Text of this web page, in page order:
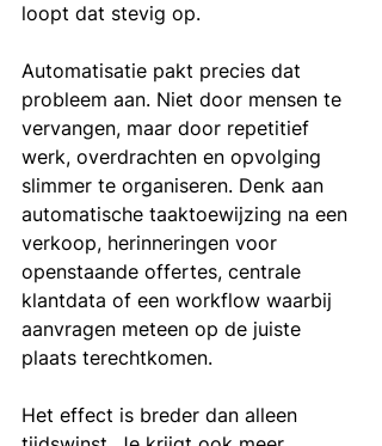
loopt dat stevig op.
Automatisatie pakt precies dat
probleem aan. Niet door mensen te
vervangen, maar door repetitief
werk, overdrachten en opvolging
slimmer te organiseren. Denk aan
automatische taaktoewijzing na een
verkoop, herinneringen voor
openstaande offertes, centrale
klantdata of een workflow waarbij
aanvragen meteen op de juiste
plaats terechtkomen.
Het effect is breder dan alleen